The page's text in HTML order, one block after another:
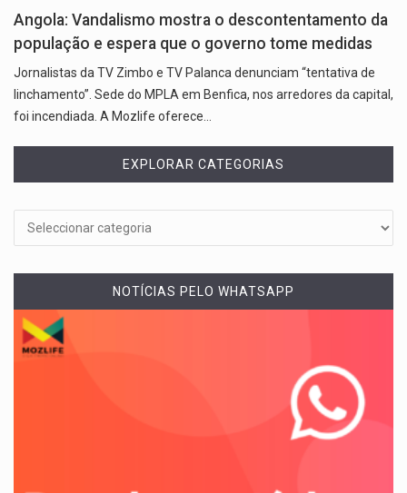
Angola: Vandalismo mostra o descontentamento da
população e espera que o governo tome medidas
Jornalistas da TV Zimbo e TV Palanca denunciam “tentativa de
linchamento”. Sede do MPLA em Benfica, nos arredores da capital,
foi incendiada. A Mozlife oferece…
EXPLORAR CATEGORIAS
NOTÍCIAS PELO WHATSAPP